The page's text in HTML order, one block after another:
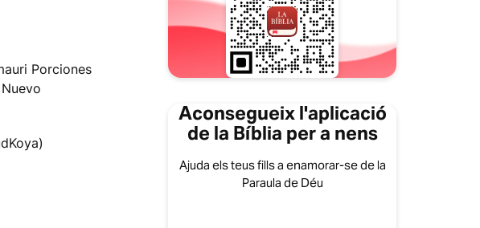
Porciones
Aconsegueix l'aplicació
de la Bíblia per a nens
Ajuda els teus fills a enamorar-se de la
Paraula de Déu